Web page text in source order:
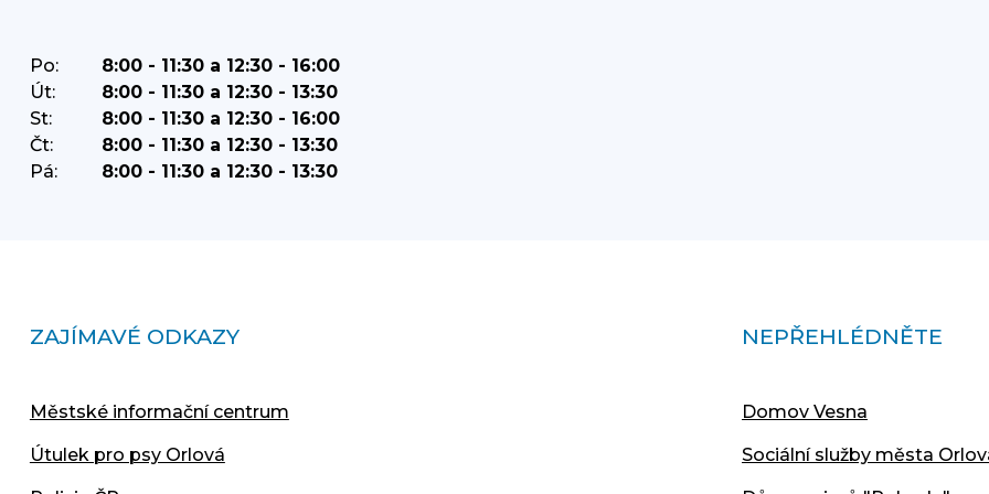
Po:
8:00 - 11:30 a 12:30 - 16:00
Út:
8:00 - 11:30 a 12:30 - 13:30
St:
8:00 - 11:30 a 12:30 - 16:00
Čt:
8:00 - 11:30 a 12:30 - 13:30
Pá:
8:00 - 11:30 a 12:30 - 13:30
ZAJÍMAVÉ ODKAZY
Městské informační centrum
Útulek pro psy Orlová
NEPŘEHLÉDNĚTE
Domov Vesna
Sociální služby města